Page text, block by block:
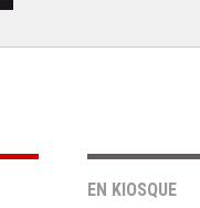
EN KIOSQUE